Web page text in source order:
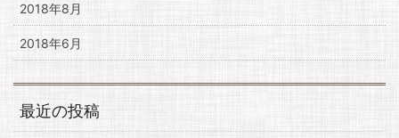
2018年8月
2018年6月
最近の投稿